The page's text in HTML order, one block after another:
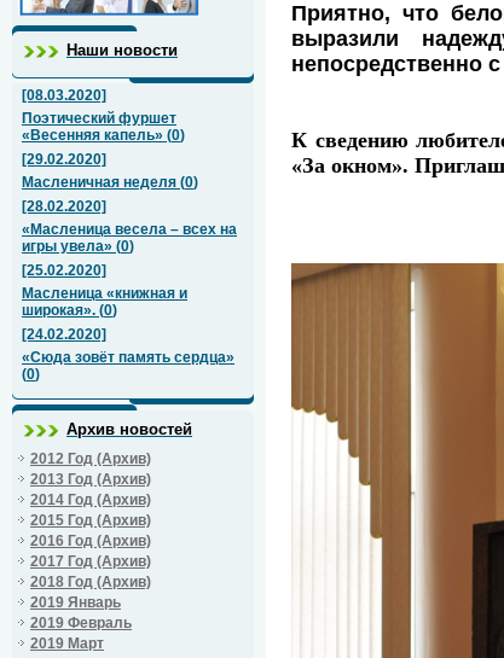
Наши новости
[08.03.2020]
Поэтический фуршет
«Весенняя капель» (0)
[29.02.2020]
Масленичная неделя (0)
[28.02.2020]
«Масленица весела – всех на
игры увела» (0)
[25.02.2020]
Масленица «книжная и
широкая». (0)
[24.02.2020]
«Сюда зовёт память сердца»
(0)
Архив новостей
2012 Год (Архив)
2013 Год (Архив)
2014 Год (Архив)
2015 Год (Архив)
2016 Год (Архив)
2017 Год (Архив)
2018 Год (Архив)
2019 Январь
2019 Февраль
2019 Март
Приятно, что
выразили
непосредственно
К сведению
«За окном».